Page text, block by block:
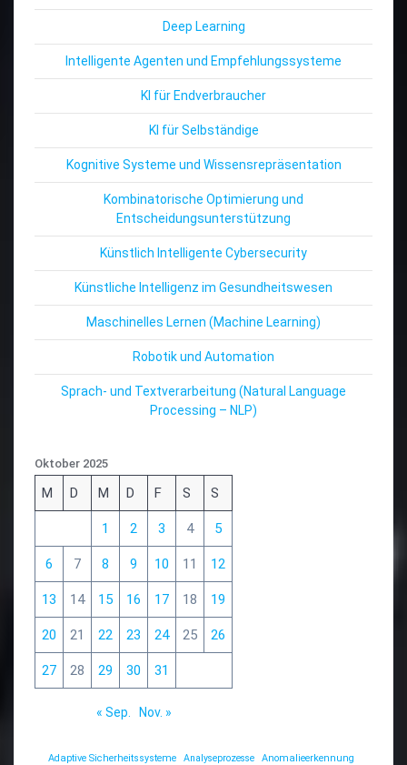
Deep Learning
Intelligente Agenten und Empfehlungssysteme
KI für Endverbraucher
KI für Selbständige
Kognitive Systeme und Wissensrepräsentation
Kombinatorische Optimierung und
Entscheidungsunterstützung
Künstlich Intelligente Cybersecurity
Künstliche Intelligenz im Gesundheitswesen
Maschinelles Lernen (Machine Learning)
Robotik und Automation
Sprach- und Textverarbeitung (Natural Language
Processing – NLP)
Oktober 2025
M D M D F S S
1 2 3 4 5
6 7 8 9 10 11 12
13 14 15 16 17 18 19
20 21 22 23 24 25 26
27 28 29 30 31
« Sep. Nov. »
Adaptive Sicherheitssysteme Analyseprozesse
Anomalieerkennung